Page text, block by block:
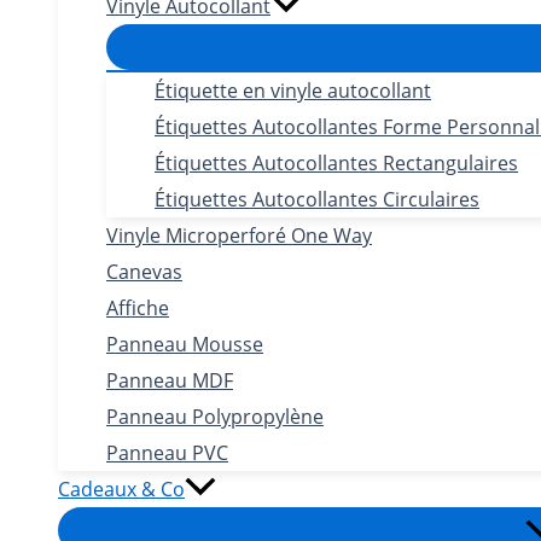
Vinyle Autocollant
Étiquette en vinyle autocollant
Étiquettes Autocollantes Forme
Étiquettes Autocollantes Rectangulaires
Étiquettes Autocollantes Circulaires
Vinyle Microperforé One Way
Canevas
Affiche
Panneau Mousse
Panneau MDF
Panneau Polypropylène
Panneau PVC
Cadeaux & Co